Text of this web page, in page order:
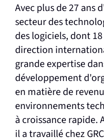
Avec plus de 27 ans
secteur des
des logiciels, dont
direction
grande expertise
développement
en matière de
environnements
à croissance rapide.
il a travaillé chez